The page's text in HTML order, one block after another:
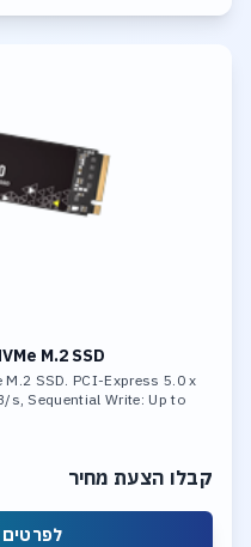
M.2 SSD
M.2 SSD. PCI-Express 5.0 x
s, Sequential Write: Up to
קבלו הצעת מחיר